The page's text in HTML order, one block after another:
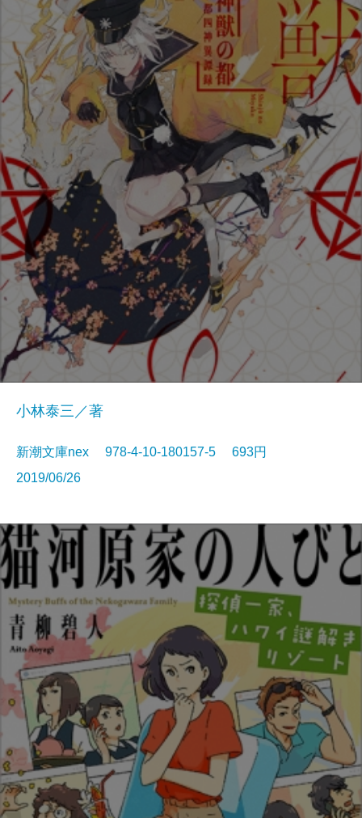
小林泰三／著
新潮文庫nex 978-4-10-180157-5 693円
2019/06/26